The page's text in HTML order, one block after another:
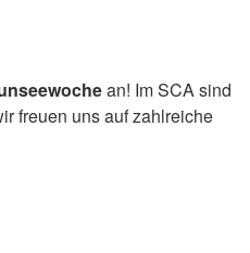
an! Im SCA sind
freuen uns auf zahlreiche